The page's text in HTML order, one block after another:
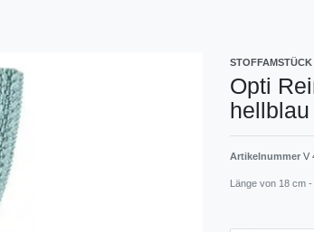
STOFFAMSTÜCK
Opti
Artikelnummer V
Länge von 18 cm